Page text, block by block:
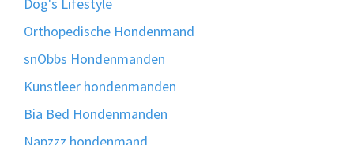
Orthopedische Hondenmand
snObbs Hondenmanden
Kunstleer hondenmanden
Bia Bed Hondenmanden
Napzzz hondenmand